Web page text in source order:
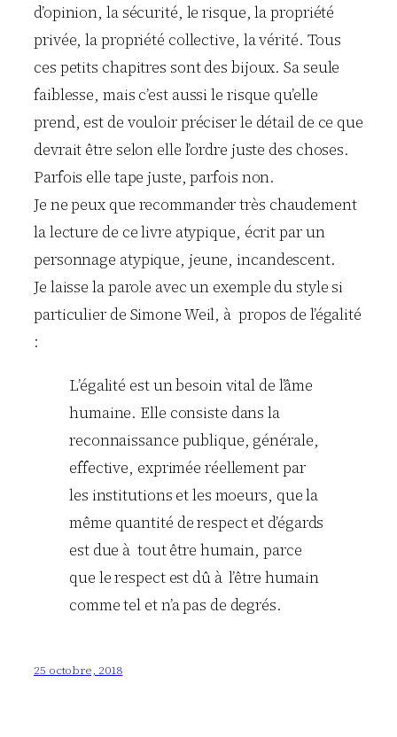
d’opinion, la sécurité, le risque, la propriété
privée, la propriété collective, la vérité. Tous
ces petits chapitres sont des bijoux. Sa seule
faiblesse, mais c’est aussi le risque qu’elle
prend, est de vouloir préciser le détail de ce que
devrait être selon elle l’ordre juste des choses.
Parfois elle tape juste, parfois non.
Je ne peux que recommander très chaudement
la lecture de ce livre atypique, écrit par un
personnage atypique, jeune, incandescent.
Je laisse la parole avec un exemple du style si
particulier de Simone Weil, à propos de l’égalité
:
L’égalité est un besoin vital de l’âme
humaine. Elle consiste dans la
reconnaissance publique, générale,
effective, exprimée réellement par
les institutions et les moeurs, que la
même quantité de respect et d’égards
est due à tout être humain, parce
que le respect est dû à l’être humain
comme tel et n’a pas de degrés.
25 octobre, 2018